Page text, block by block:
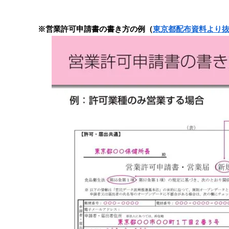
※営業許可申請書の書き方の例（東京都配布資料より